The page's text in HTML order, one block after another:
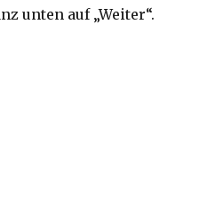
unten auf „Weiter“.